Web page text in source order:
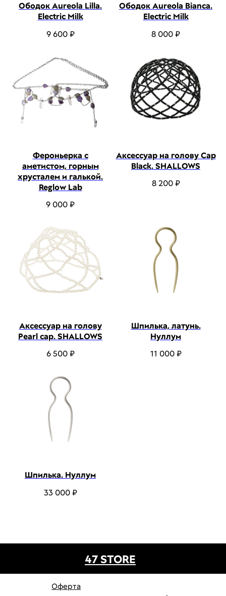
Ободок Aureola Lilla.
Electric Milk
9 600 ₽
Ободок Aureola Bianca.
Electric Milk
8 000₽
Фероньерка с
аметистом, горным
хрусталем и галькой.
Reglow Lab
9 000₽
Аксессуар на голову Cap
Black. SHALLOWS
8 200 ₽
Аксессуар на голову
Pearl cap. SHALLOWS
6 500 ₽
Шпилька, латунь.
Нуллум
11 000 ₽
Шпилька. Нуллум
33 000 ₽
Оферта
47 STORE